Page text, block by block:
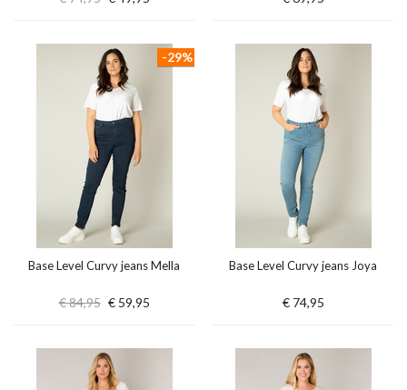
Base Level Curvy jeans Mella
€ 84,95 € 59,95
-29%
Base Level Curvy jeans Joya
€ 74,95